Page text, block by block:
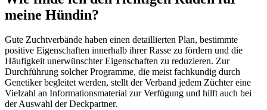
meine Hündin?
Gute Zuchtverbände haben einen detaillierten Plan, bestimmte
positive Eigenschaften innerhalb ihrer Rasse zu fördern und die
Häufigkeit unerwünschter Eigenschaften zu reduzieren. Zur
Durchführung solcher Programme, die meist fachkundig durch
Genetiker begleitet werden, stellt der Verband jedem Züchter eine
Vielzahl an Informationsmaterial zur Verfügung und hilft auch bei
der Auswahl der Deckpartner.